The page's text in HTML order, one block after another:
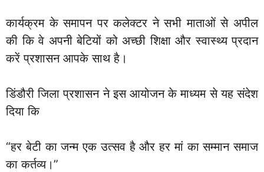
कार्यक्रम के समापन पर कलेक्टर ने सभी माताओं से अपील
की कि वे अपनी बेटियों को अच्छी शिक्षा और स्वास्थ्य प्रदान
करें प्रशासन आपके साथ है।
डिंडौरी जिला प्रशासन ने इस आयोजन के माध्यम से यह संदेश
दिया कि
“हर बेटी का जन्म एक उत्सव है और हर मां का सम्मान समाज
का कर्तव्य।”